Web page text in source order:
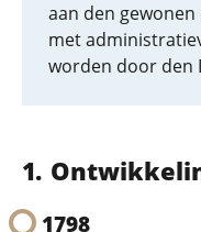
aan den
met
worden door den
1798